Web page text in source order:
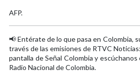
AFP.
📢 Entérate de lo que pasa en Colombia,
través de las emisiones de RTVC
pantalla de Señal Colombia y
Radio Nacional de Colombia.